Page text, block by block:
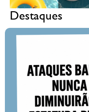
Destaques